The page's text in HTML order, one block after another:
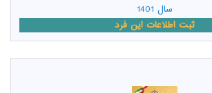
سال 1401
ثبت اطلاعات این فرد